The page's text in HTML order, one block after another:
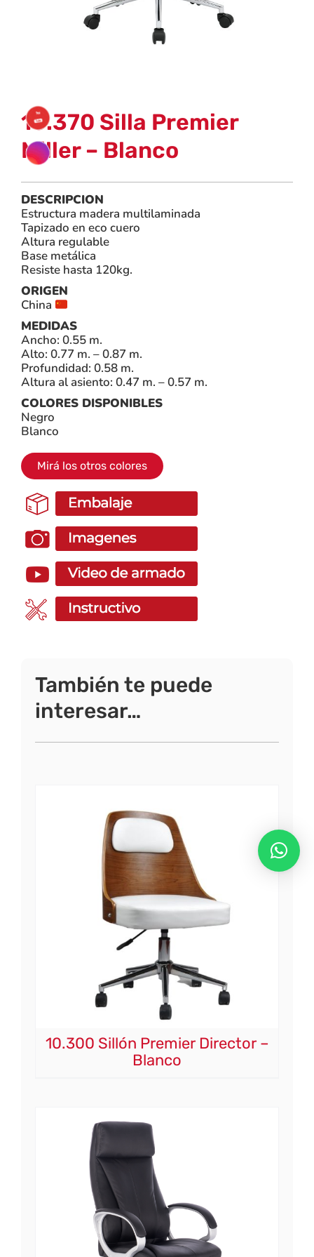
10.370 Silla Premier
Miller – Blanco
DESCRIPCION
Estructura madera multilaminada
Tapizado en eco cuero
Altura regulable
Base metálica
Resiste hasta 120kg.
ORIGEN
China
MEDIDAS
Ancho: 0.55 m.
Alto: 0.77 m. – 0.87 m.
Profundidad: 0.58 m.
Altura al asiento: 0.47 m. – 0.57 m.
COLORES DISPONIBLES
Negro
Blanco
Mirá los otros colores
También te puede
interesar…
10.300 Sillón Premier Director –
Blanco